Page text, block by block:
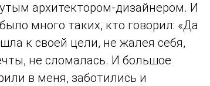
архитектором-дизайнером. И
много таких, кто говорил: «Да
к своей цели, не жалея себя,
не сломалась. И большое
в меня, заботились и